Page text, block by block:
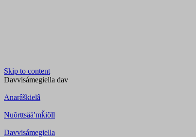
Skip to content
Davvisámegiella dav
Anarâškielâ
Nuõrttsääʹmǩiõll
Davvisámegiella